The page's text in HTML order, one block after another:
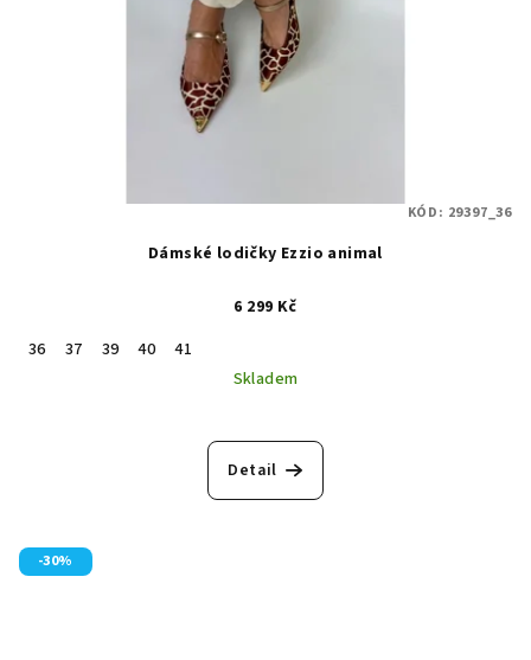
Dámské lodičky Ezzio animal
6 299 Kč
36
37 39 40
41
Skladem
Detail
KÓD: 29397_36
-30%